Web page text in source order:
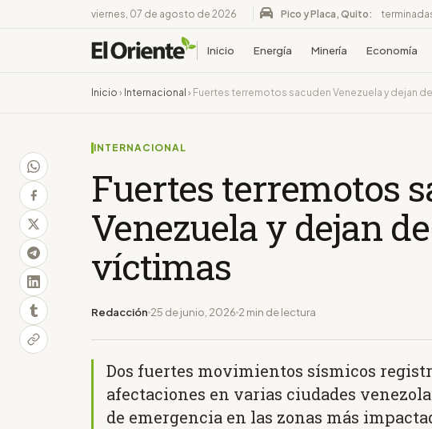
viernes, 07 de agosto de 2026 Pico y Placa, Quito:
Inicio Energía Minería Economía
Inicio › Internacional › Fuertes terremotos sacuden Venezuela y dejan
INTERNACIONAL
Fuertes terremotos
Venezuela y dejan
víctimas
Redacción 25 de junio, 2026 2 min de lectura
Dos fuertes movimientos sísmicos
afectaciones en varias ciudades
de emergencia en las zonas más